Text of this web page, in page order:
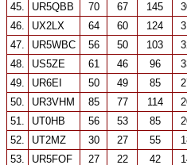
45.
UR5QBB 70 67 145
46.
UX2LX 64 60 124
47.
UR5WBC 56 50 103
48.
US5ZE 61 46 96
49.
UR6EI 50 49 85
50.
UR3VHM 85 77 114
51.
UT0HB 56 53 85
52.
UT2MZ 30 27 55
53.
UR5FOF 27 22 42